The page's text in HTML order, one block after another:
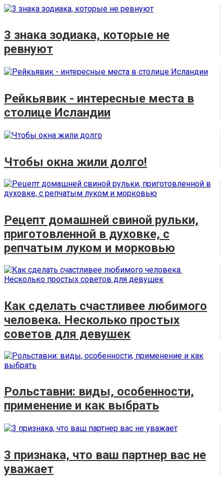
3 знака зодиака, которые не
ревнуют
Рейкьявик - интересные места в
столице Исландии
Чтобы окна жили долго!
Рецепт домашней свиной рульки,
приготовленной в духовке, с
репчатым луком и морковью
Как сделать счастливее любимого
человека. Несколько простых
советов для девушек
Рольставни: виды, особенности,
применение и как выбрать
3 признака, что ваш партнер вас не
уважает